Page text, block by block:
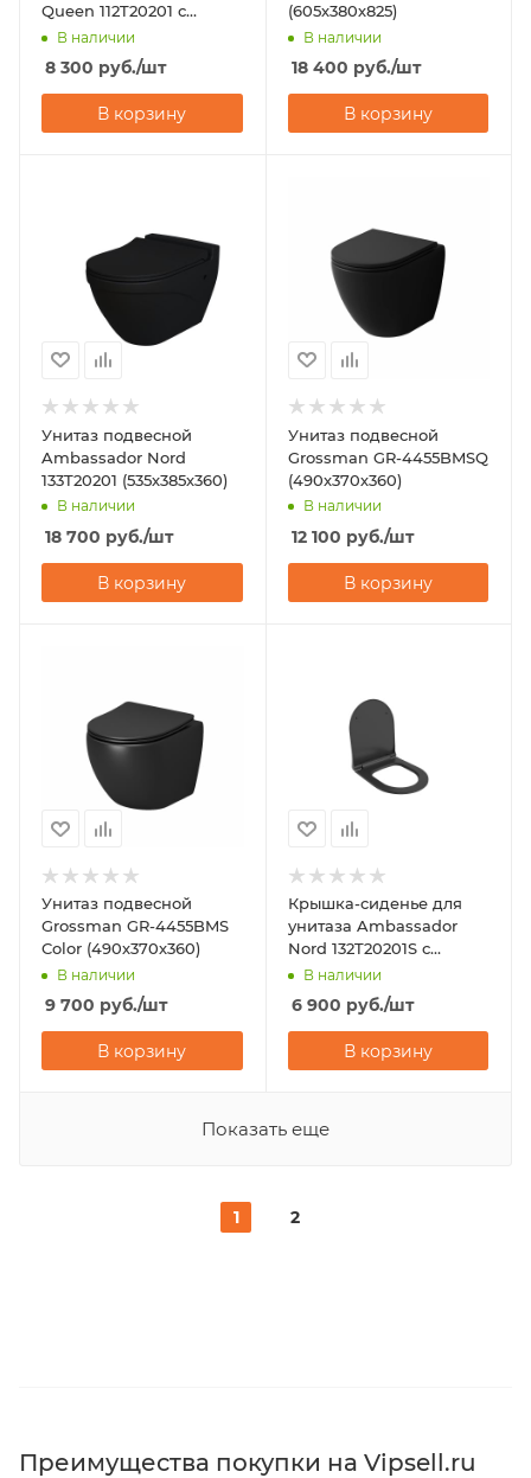
Queen 112T20201 с
микролифтом
В наличии
8 300 руб./шт
В корзину
(605х380х825)
В наличии
18 400 руб./шт
В корзину
Унитаз подвесной
Ambassador Nord
133T20201 (535х385х360)
В наличии
18 700 руб./шт
В корзину
Унитаз подвесной
Grossman GR-4455BMSQ
(490х370х360)
В наличии
12 100 руб./шт
В корзину
Унитаз подвесной
Grossman GR-4455BMS
Color (490х370х360)
В наличии
9 700 руб./шт
В корзину
Крышка-сиденье для
унитаза Ambassador
Nord 132T20201S с
микролифтом
В наличии
6 900 руб./шт
В корзину
Показать еще
1 2
Преимущества покупки на Vipsell.ru